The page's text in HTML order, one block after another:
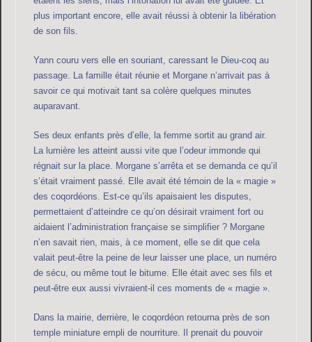
plus important encore, elle avait réussi à obtenir la libération
de son fils.
Yann couru vers elle en souriant, caressant le Dieu-coq au
passage. La famille était réunie et Morgane n’arrivait pas à
savoir ce qui motivait tant sa colère quelques minutes
auparavant.
Ses deux enfants près d’elle, la femme sortit au grand air.
La lumière les atteint aussi vite que l’odeur immonde qui
régnait sur la place. Morgane s’arrêta et se demanda ce qu’il
s’était vraiment passé. Elle avait été témoin de la « magie »
des coqordéons. Est-ce qu’ils apaisaient les disputes,
permettaient d’atteindre ce qu’on désirait vraiment fort ou
aidaient l’administration française se simplifier ? Morgane
n’en savait rien, mais, à ce moment, elle se dit que cela
valait peut-être la peine de leur laisser une place, un numéro
de sécu, ou même tout le bitume. Elle était avec ses fils et
peut-être eux aussi vivraient-il ces moments de « magie ».
Dans la mairie, derrière, le coqordéon retourna près de son
temple miniature empli de nourriture. Il prenait du pouvoir